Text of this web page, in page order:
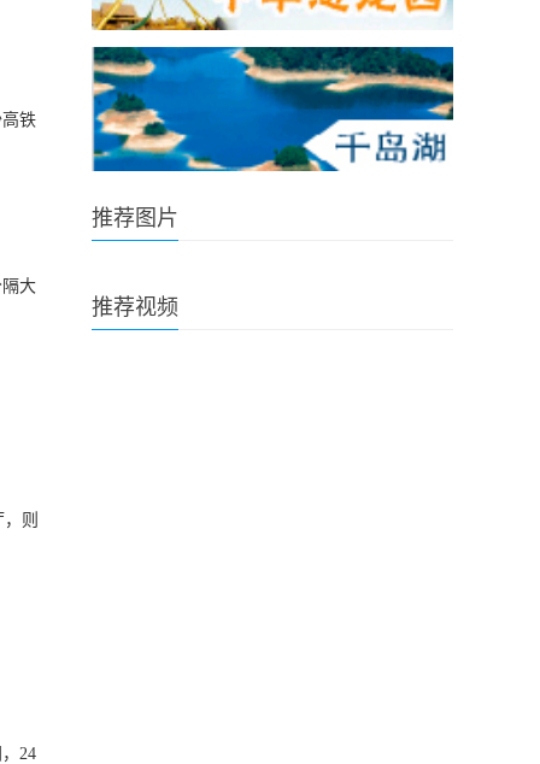
铁
大
则
24
推荐图片
推荐视频